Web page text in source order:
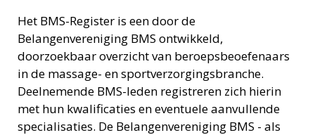
Het BMS-Register is een door de
Belangenvereniging BMS ontwikkeld,
doorzoekbaar overzicht van beroepsbeoefenaars
in de massage- en sportverzorgingsbranche.
Deelnemende BMS-leden registreren zich hierin
met hun kwalificaties en eventuele aanvullende
specialisaties. De Belangenvereniging BMS - als